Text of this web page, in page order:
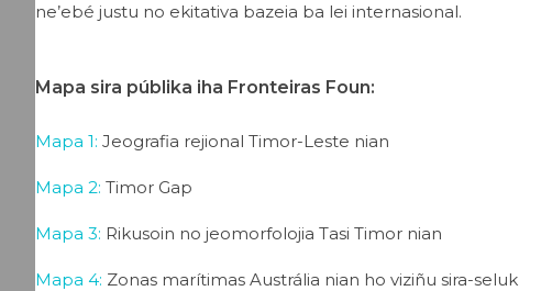
ne’ebé justu no ekitativa bazeia ba lei internasional.
Mapa sira públika iha Fronteiras Foun:
Mapa 1: Jeografia rejional Timor-Leste nian
Mapa 2: Timor Gap
Mapa 3: Rikusoin no jeomorfolojia Tasi Timor nian
Mapa 4: Zonas marítimas Austrália nian ho viziñu sira-seluk